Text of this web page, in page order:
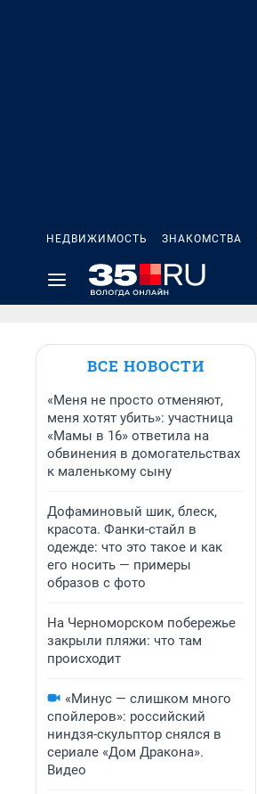
НЕДВИЖИМОСТЬ ЗНАКОМСТВА
ВСЕ НОВОСТИ
«Меня не просто отменяют,
меня хотят убить»: участница
«Мамы в 16» ответила на
обвинения в домогательствах
к маленькому сыну
Дофаминовый шик, блеск,
красота. Фанки-стайл в
одежде: что это такое и как
его носить — примеры
образов с фото
На Черноморском побережье
закрыли пляжи: что там
происходит
«Минус — слишком много
спойлеров»: российский
ниндзя-скульптор снялся в
сериале «Дом Дракона».
Видео